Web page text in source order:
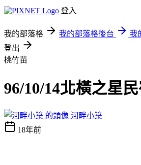
登入
我的部落格 我的部落格後台
我
登出
桃竹苗
96/10/14北橫之星
河畔小築
18年前